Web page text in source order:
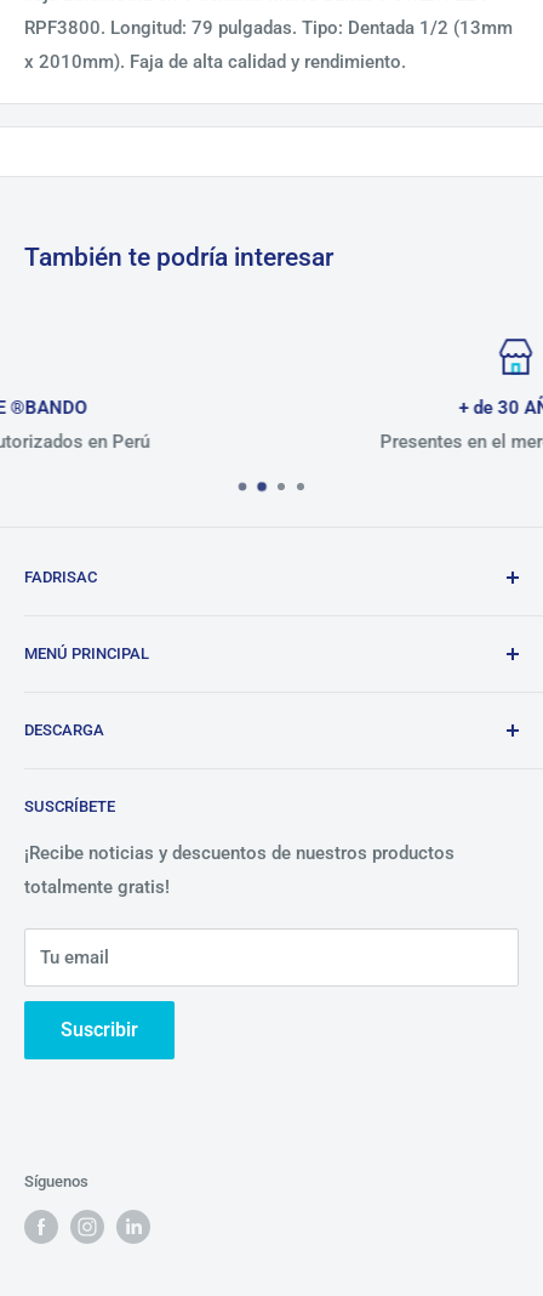
RPF3800. Longitud: 79 pulgadas. Tipo: Dentada 1/2 (13mm
x 2010mm). Faja de alta calidad y rendimiento.
También te podría interesar
Presentes en el mercado peruano
FADRISAC
MENÚ PRINCIPAL
Tienda
Beneficios
Nosotros
Contáctanos
DESCARGA
Política de Privacidad
SUSCRÍBETE
¡Recibe noticias y descuentos de nuestros productos
totalmente gratis!
Tu email
Suscribir
Síguenos